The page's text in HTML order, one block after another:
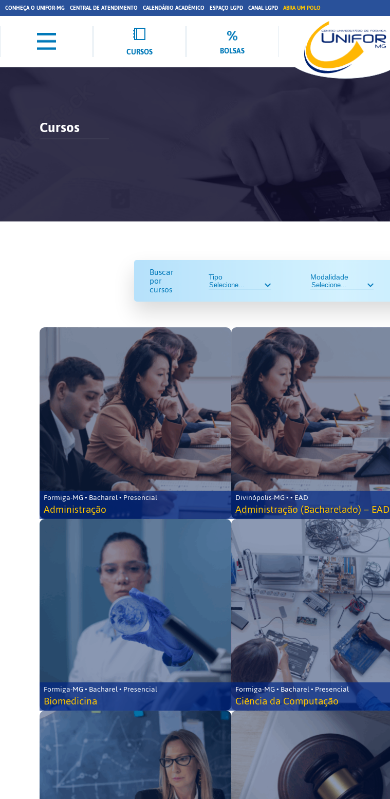
CONHEÇA O UNIFOR-MG CENTRAL DE ATENDIMENTO CALENDÁRIO ACADÊMICO ESPAÇO LGPD CANAL LGPD ABRA UM POLO
CURSOS BOLSAS
Cursos
Buscar
por
cursos
Tipo Modalidade
Formiga-MG • Bacharel • Presencial
Administração
Divinópolis-MG • • EAD
Administração (Bacharelado) – EAD
Formiga-MG • Bacharel • Presencial
Biomedicina
Formiga-MG • Bacharel • Presencial
Ciência da Computação